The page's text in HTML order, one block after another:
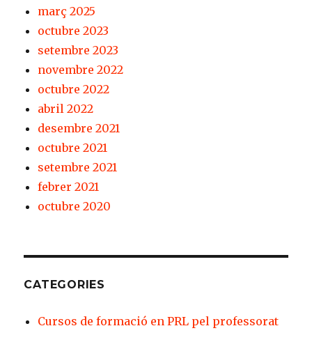
març 2025
octubre 2023
setembre 2023
novembre 2022
octubre 2022
abril 2022
desembre 2021
octubre 2021
setembre 2021
febrer 2021
octubre 2020
CATEGORIES
Cursos de formació en PRL pel professorat